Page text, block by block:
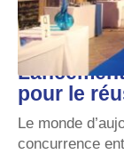
pour le
Le monde
concurrence